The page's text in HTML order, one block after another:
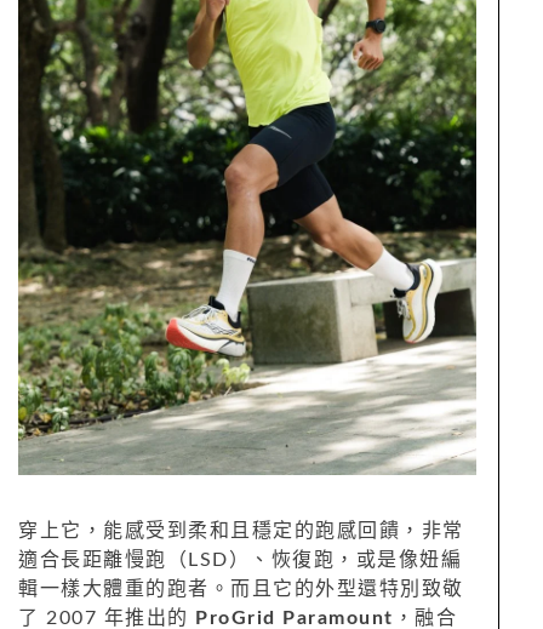
穿上它，能感受到柔和且穩定的跑感回饋，非常
適合長距離慢跑（LSD）、恢復跑，或是像妞編
輯一樣大體重的跑者。而且它的外型還特別致敬
了 2007 年推出的
ProGrid Paramount ，融合